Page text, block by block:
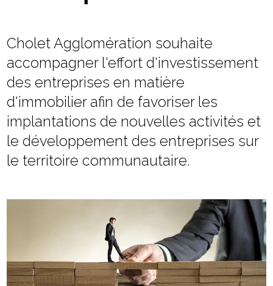
Cholet Agglomération souhaite
accompagner l'effort d'investissement
des entreprises en matière
d'immobilier afin de favoriser les
implantations de nouvelles activités et
le développement des entreprises sur
le territoire communautaire.